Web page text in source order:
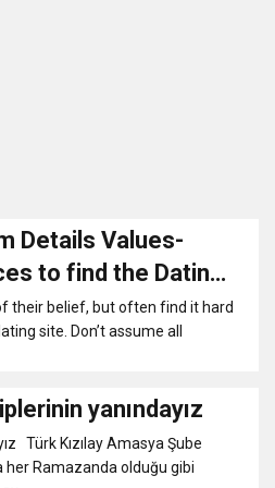
Giren Öğrenciler İçin Anlamlı Tören”
Details Values-
to find the Dating
their belief, but often find it hard
site. Don’t assume all
yanındayız
Türk Kızılay Amasya Şube
her Ramazanda olduğu gibi